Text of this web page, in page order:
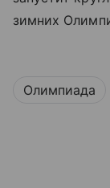
зимних
Олимпиада